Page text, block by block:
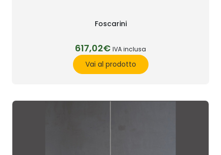
Foscarini
617,02€ IVA inclusa
Vai al prodotto